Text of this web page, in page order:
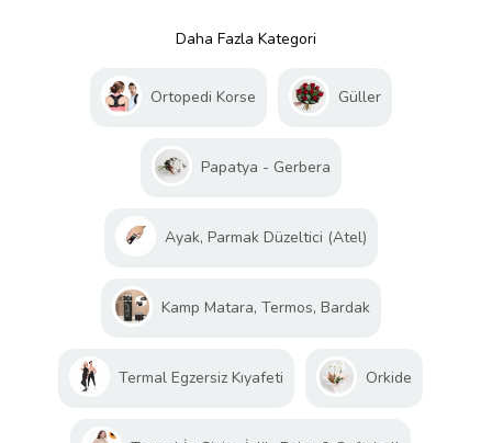
Daha Fazla Kategori
Ortopedi Korse Güller
Papatya - Gerbera
Ayak, Parmak Düzeltici (Atel)
Kamp Matara, Termos, Bardak
Termal Egzersiz Kıyafeti Orkide